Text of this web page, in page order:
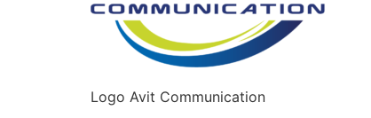
Logo Avit Communication